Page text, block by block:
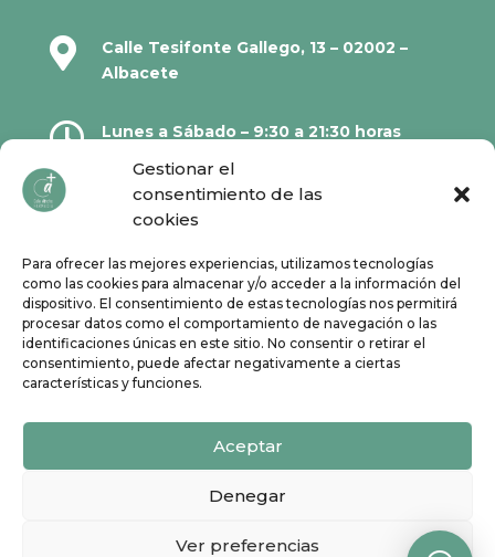
Gestionar el
consentimiento de las
cookies
Para ofrecer las mejores experiencias, utilizamos tecnologías
como las cookies para almacenar y/o acceder a la información del
dispositivo. El consentimiento de estas tecnologías nos permitirá
procesar datos como el comportamiento de navegación o las
identificaciones únicas en este sitio. No consentir o retirar el
consentimiento, puede afectar negativamente a ciertas
características y funciones.
Aceptar
Denegar
Ver preferencias

Calle Tesifonte Gallego, 13 – 02002 –
Albacete
 Lunes a Sábado – 9:30 a 21:30 horas
 967 21 23 32
 610 67 38 33
Síguenos en Redes Sociales: